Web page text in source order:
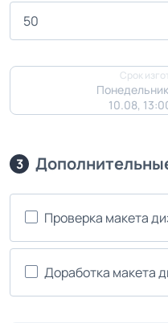
Срок
10.08,
3
Проверка макета
Доработка макета